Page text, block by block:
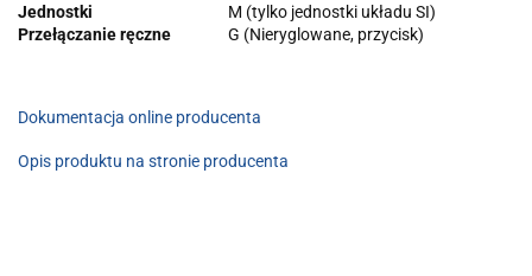
Jednostki
M (tylko jednostki układu SI)
Przełączanie ręczne
G (Nieryglowane, przycisk)
Dokumentacja online producenta
Opis produktu na stronie producenta